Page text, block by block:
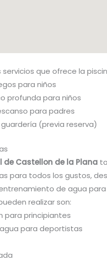
servicios que ofrece la
para niños
profunda para niños
para padres
(previa reserva)
de Castellon de la Plana
para todos los gustos,
de agua
realizar son:
para principiantes
para deportistas